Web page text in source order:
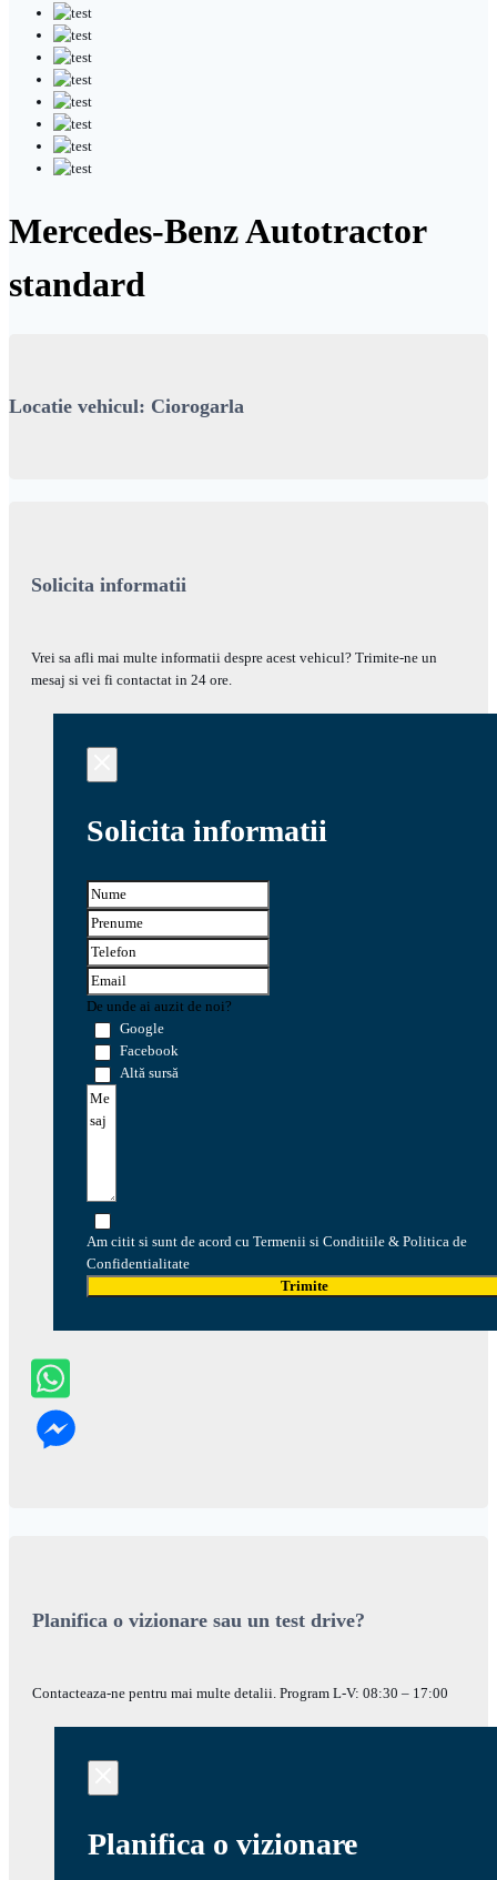
Mercedes-Benz Autotractor
standard
Locatie vehicul: Ciorogarla
Solicita informatii
Vrei sa afli mai multe informatii despre acest vehicul? Trimite-ne un
mesaj si vei fi contactat in 24 ore.
Solicita informatii
De unde ai auzit de noi?
Google
Facebook
Altă sursă
Am citit si sunt de acord cu Termenii si Conditiile & Politica de
Confidentialitate
Trimite
Planifica o vizionare sau un test drive?
Contacteaza-ne pentru mai multe detalii. Program L-V: 08:30 – 17:00
Planifica o vizionare